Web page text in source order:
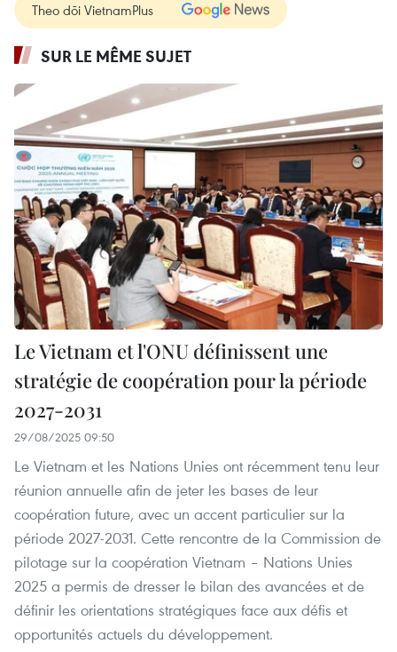
Theo dõi VietnamPlus
SUR LE MÊME SUJET
Le Vietnam et l'ONU définissent une
stratégie de coopération pour la période
2027-2031
29/08/2025 09:50
Le Vietnam et les Nations Unies ont récemment tenu leur
réunion annuelle afin de jeter les bases de leur
coopération future, avec un accent particulier sur la
période 2027-2031. Cette rencontre de la Commission de
pilotage sur la coopération Vietnam – Nations Unies
2025 a permis de dresser le bilan des avancées et de
définir les orientations stratégiques face aux défis et
opportunités actuels du développement.